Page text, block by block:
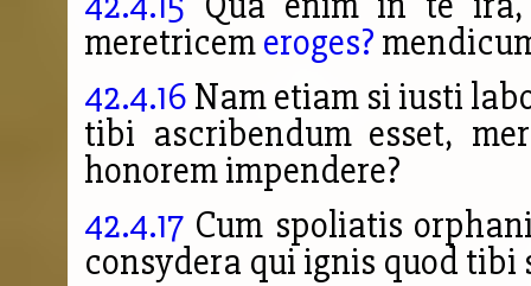
meretricemeroges?
42.4.16 Nam etiam si iusti
tibi ascribendum esset,
honorem impendere?
42.4.17Cum spoliatis
consydera qui ignis quod tibi